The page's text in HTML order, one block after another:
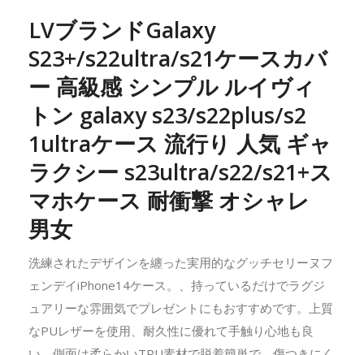
LVブランドGalaxy
S23+/s22ultra/s21ケースカバ
ー 高級感 シンプル ルイヴィ
トン galaxy s23/s22plus/s2
1ultraケース 流行り 人気 ギャ
ラクシー s23ultra/s22/s21+ス
マホケース 耐衝撃 オシャレ
男女
洗練されたデザインを纏った実用的なグッチセリーヌフ
ェンデイiPhone14ケース。、持っているだけでラグジ
ュアリーな雰囲気でプレゼントにもおすすめです。上質
なPUレザーを使用、耐久性に優れて手触り心地も良